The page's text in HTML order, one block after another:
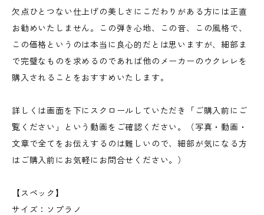
欠点ひとつない仕上げの美しさにこだわりがある方には正直
お勧めいたしません。この弾き心地、この音、この風格で、
この価格というのは本当に良心的だとは思いますが、細部ま
で完璧なものを求めるのであれば他のメーカーのウクレレを
購入されることをおすすめいたします。
詳しくは画面を下にスクロールしていただき「ご購入前にご
覧ください」という動画をご確認ください。（写真・動画・
文章で全てをお伝えするのは難しいので、細部が気になる方
はご購入前にお気軽にお問合せください。）
【スペック】
サイズ：ソプラノ